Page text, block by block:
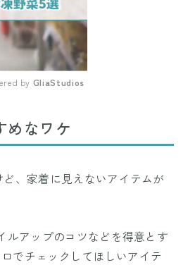
Mute
by GliaStudios
めなワケ
、家着に見えないアイテムが
ルアップのコツなどを得意とす
でチェックしてほしいアイテ